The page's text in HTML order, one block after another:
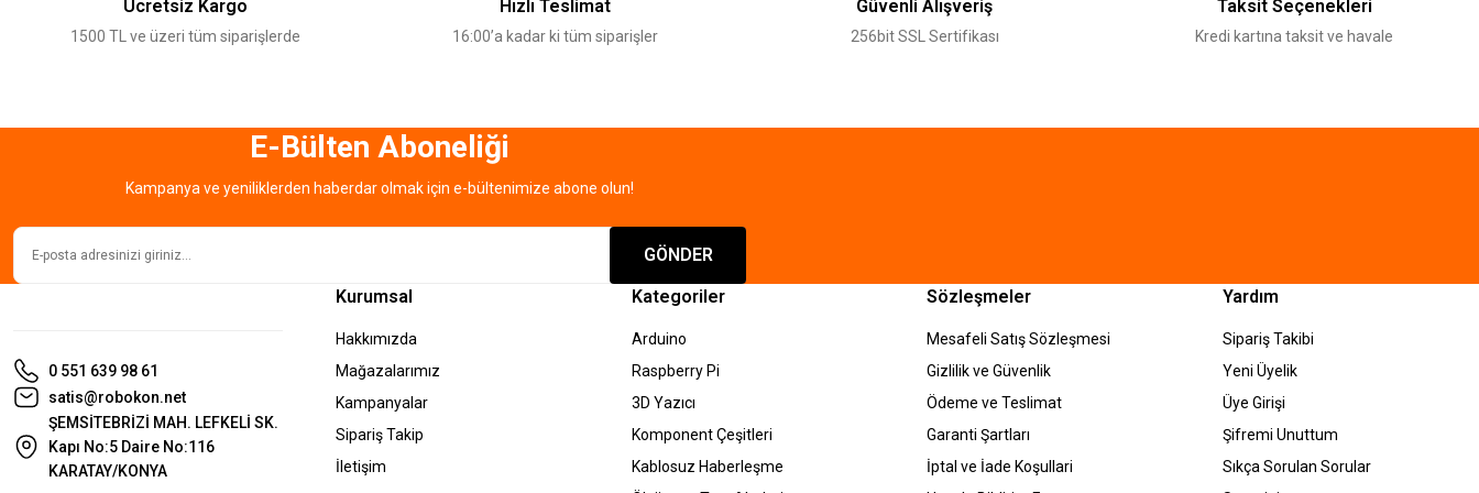
Ürün bilgilerinde hatalar bulunuyor.
Ücretsiz Kargo
1500 TL ve üzeri tüm siparişlerde
Hızlı Teslimat
16:00’a kadar ki tüm siparişler
Güvenli Alışveriş
256bit SSL Sertifikası
Taksit Seçenekleri
Kredi kartına taksit ve havale
E-Bülten Aboneliği
Kampanya ve yeniliklerden haberdar olmak için e-bültenimize abone olun!
GÖNDER
0 551 639 98 61
satis@robokon.net
ŞEMSİTEBRİZİ MAH. LEFKELİ SK.
Kapı No:5 Daire No:116
KARATAY/KONYA
Kurumsal
Hakkımızda
Mağazalarımız
Kampanyalar
Sipariş Takip
İletişim
Kategoriler
Arduino
Raspberry Pi
3D Yazıcı
Komponent Çeşitleri
Kablosuz Haberleşme
Sözleşmeler
Mesafeli Satış Sözleşmesi
Gizlilik ve Güvenlik
Ödeme ve Teslimat
Garanti Şartları
İptal ve İade Koşullari
Yardım
Sipariş Takibi
Yeni Üyelik
Üye Girişi
Şifremi Unuttum
Sıkça Sorulan Sorular